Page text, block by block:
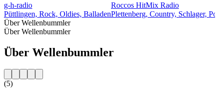
g-h-radio
Püttlingen, Rock, Oldies, Balladen
Roccos HitMix Radio
Plettenberg, Country, Schlager,
Über Wellenbummler
Über Wellenbummler
Über Wellenbummler
(5)